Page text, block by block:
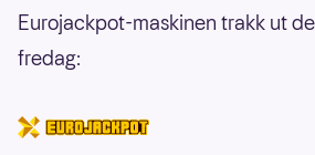
Eurojackpot-maskinen trakk ut
fredag: